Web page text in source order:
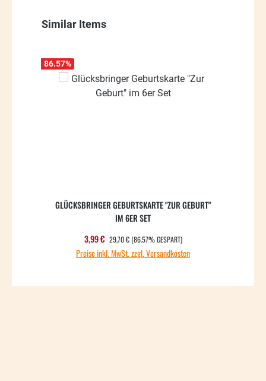
Produktgalerie überspringen
Similar Items
86.57%
GLÜCKSBRINGER GEBURTSKARTE "ZUR GEBURT"
IM 6ER SET
Verkaufspreis:
3,99 € REGULÄRER PREIS:
29,70 € (86.57% GESPART)
Preise inkl. MwSt. zzgl. Versandkosten